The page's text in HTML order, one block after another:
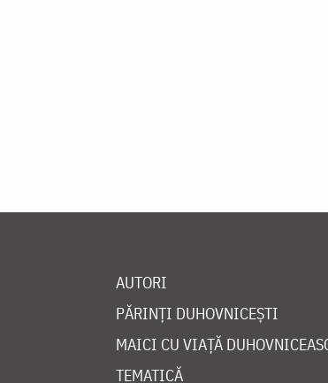
AUTORI
PĂRINȚI DUHOVNICEȘTI
MAICI CU VIAȚĂ
TEMATICĂ